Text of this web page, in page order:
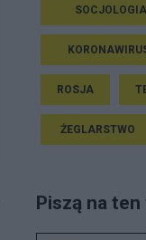
SOCJOLOGIA
ROSJA
ŻEGLARSTWO
Piszą na